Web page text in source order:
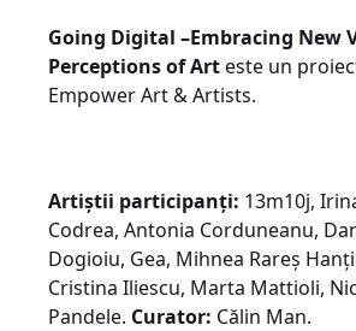
Going Digital –Embracing New
Perceptions of Arteste un
Empower Art & Artists.
Artiștii participanți: 13m10j,
Codrea, Antonia Corduneanu,
Dogioiu, Gea, Mihnea Rareș
Cristina Iliescu, Marta Mattioli,
Pandele. Curator: Călin Man.